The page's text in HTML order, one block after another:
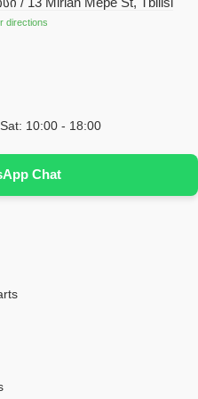
directions
10:00 - 18:00
Chat